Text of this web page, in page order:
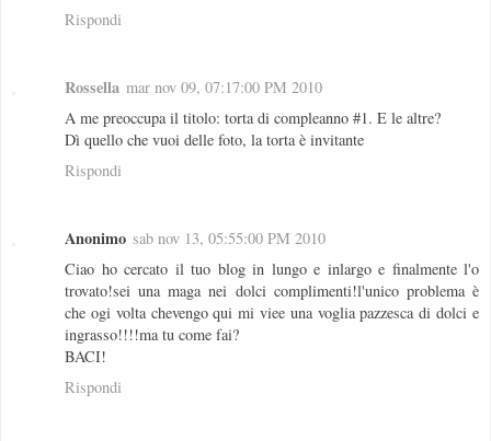
Rispondi
Rossella mar nov 09, 07:17:00 PM 2010
A me preoccupa il titolo: torta di compleanno #1. E le altre?
Dì quello che vuoi delle foto, la torta è invitante
Rispondi
Anonimo sab nov 13, 05:55:00 PM 2010
Ciao ho cercato il tuo blog in lungo e inlargo e finalmente l'o
trovato!sei una maga nei dolci complimenti!l'unico problema è
che ogi volta chevengo qui mi viee una voglia pazzesca di dolci e
ingrasso!!!!ma tu come fai?
BACI!
Rispondi